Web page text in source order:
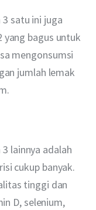
satu ini juga
yang bagus untuk
mengonsumsi
jumlah lemak
lainnya adalah
cukup banyak.
tinggi dan
D, selenium,